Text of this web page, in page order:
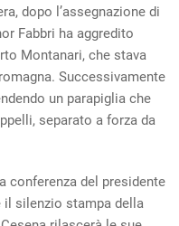
dopo l’assegnazione di
Fabbri ha aggredito
Montanari, che stava
Successivamente
un parapiglia che
separato a forza da
conferenza del presidente
il silenzio stampa della